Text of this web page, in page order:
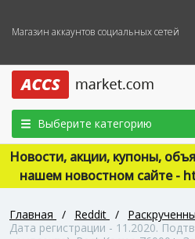
Магазин аккаунтов социальных сетей
Выберите категорию
Новости, акции, купоны,
нашем новостном сайте -
Главная / Reddit /
Дата регистрации - 11.2020.